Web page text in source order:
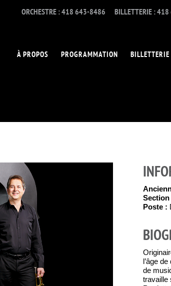
ORCHESTRE : 418 643-8486 BILLETTERIE :
À PROPOS PROGRAMMATION BILLETTERIE
Section
Poste :
l’âge
de
travaille